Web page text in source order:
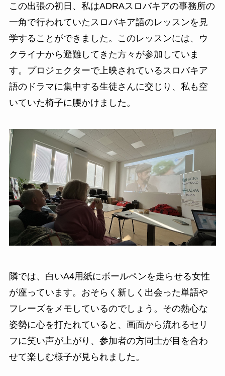
この出張の初日、私はADRAスロバキアの事務所の
一角で行われていたスロバキア語のレッスンを見
学することができました。このレッスンには、ウ
クライナから避難してきた方々が参加していま
す。プロジェクターで上映されているスロバキア
語のドラマに集中する生徒さんに交じり、私も空
いていた椅子に腰かけました。
隣では、白いA4用紙にボールペンを走らせる女性
が座っています。おそらく新しく出会った単語や
フレーズをメモしているのでしょう。その熱心な
姿勢に心を打たれていると、画面から流れるセリ
フに笑い声が上がり、参加者の方同士が目を合わ
せて楽しむ様子が見られました。